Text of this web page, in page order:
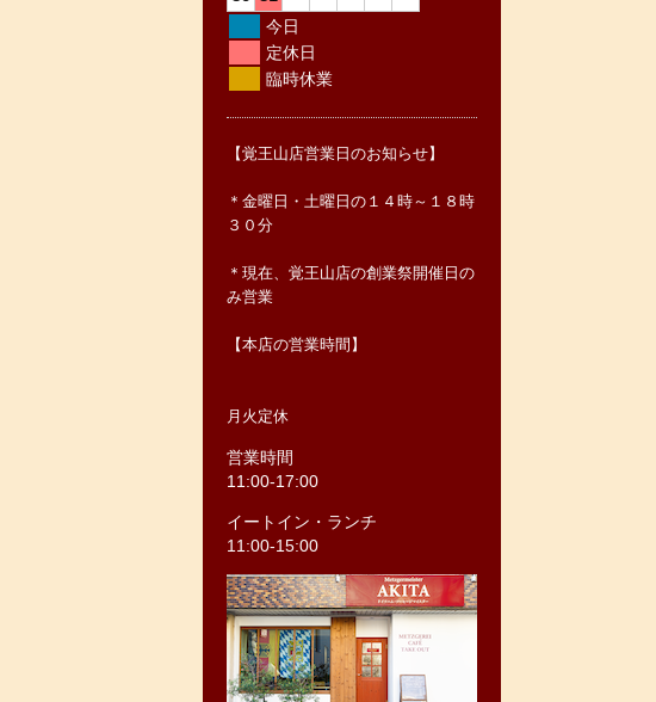
今日
定休日
臨時休業
【覚王山店営業日のお知らせ】
＊金曜日・土曜日の１４時～１８時
３０分
＊現在、覚王山店の創業祭開催日の
み営業
【本店の営業時間】
月火定休
営業時間
11:00-17:00
イートイン・ランチ
11:00-15:00